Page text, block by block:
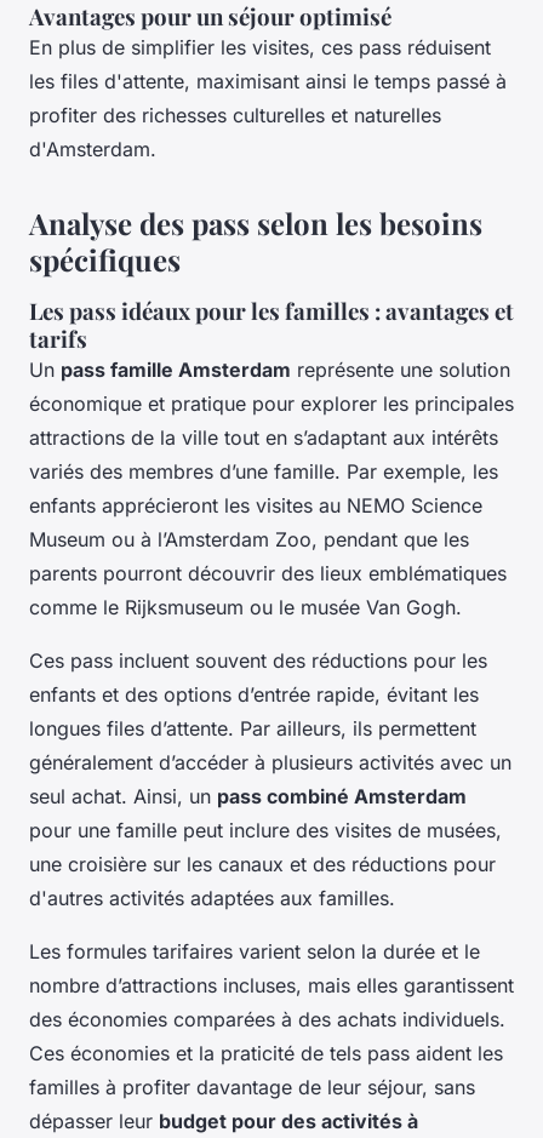
Avantages pour un séjour optimisé
En plus de simplifier les visites, ces pass réduisent
les files d'attente, maximisant ainsi le temps passé à
profiter des richesses culturelles et naturelles
d'Amsterdam.
Analyse des pass selon les besoins
spécifiques
Les pass idéaux pour les familles : avantages et
tarifs
Un pass famille Amsterdam représente une solution
économique et pratique pour explorer les principales
attractions de la ville tout en s’adaptant aux intérêts
variés des membres d’une famille. Par exemple, les
enfants apprécieront les visites au NEMO Science
Museum ou à l’Amsterdam Zoo, pendant que les
parents pourront découvrir des lieux emblématiques
comme le Rijksmuseum ou le musée Van Gogh.
Ces pass incluent souvent des réductions pour les
enfants et des options d’entrée rapide, évitant les
longues files d’attente. Par ailleurs, ils permettent
généralement d’accéder à plusieurs activités avec un
seul achat. Ainsi, un pass combiné Amsterdam
pour une famille peut inclure des visites de musées,
une croisière sur les canaux et des réductions pour
d'autres activités adaptées aux familles.
Les formules tarifaires varient selon la durée et le
nombre d’attractions incluses, mais elles garantissent
des économies comparées à des achats individuels.
Ces économies et la praticité de tels pass aident les
familles à profiter davantage de leur séjour, sans
dépasser leur budget pour des activités à